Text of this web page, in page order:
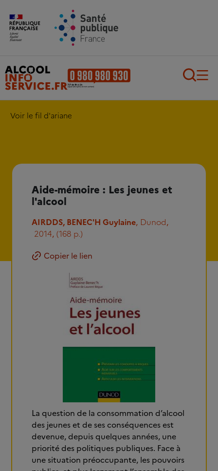
Aller au contenu principal
Voir le fil d'ariane
Aide-mémoire : Les jeunes et
l'alcool
AIRDDS, BENEC'H Guylaine, Dunod,
2014, (168 p.)
Copier le lien
La question de la consommation d’alcool
des jeunes et de ses conséquences est
devenue, depuis quelques années, une
priorité des politiques publiques. Face à
une situation préoccupante, les pouvoirs